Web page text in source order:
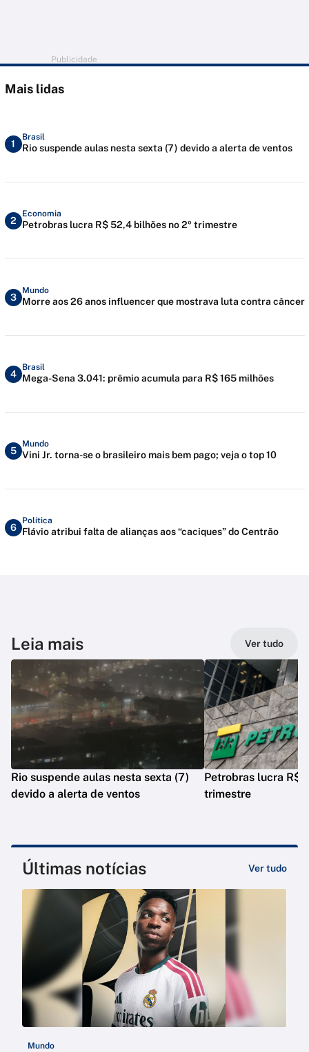
Publicidade
Mais lidas
1
Brasil
Rio suspende aulas nesta sexta (7) devido a alerta de ventos
2
Economia
Petrobras lucra R$ 52,4 bilhões no 2º trimestre
3
Mundo
Morre aos 26 anos influencer que mostrava luta contra câncer
4
Brasil
Mega-Sena 3.041: prêmio acumula para R$ 165 milhões
5
Mundo
Vini Jr. torna-se o brasileiro mais bem pago; veja o top 10
6
Política
Flávio atribui falta de alianças aos “caciques” do Centrão
Leia mais Ver tudo
Rio suspende aulas nesta sexta (7)
devido a alerta de ventos
Petrobras lucra R$
trimestre
Últimas notícias Ver tudo
Mundo